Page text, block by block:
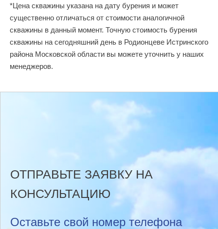
*Цена скважины указана на дату бурения и может
существенно отличаться от стоимости аналогичной
скважины в данный момент. Точную стоимость бурения
скважины на сегодняшний день в Родионцеве Истринского
района Московской области вы можете уточнить у наших
менеджеров.
ОТПРАВЬТЕ ЗАЯВКУ НА
КОНСУЛЬТАЦИЮ
Оставьте свой номер телефона